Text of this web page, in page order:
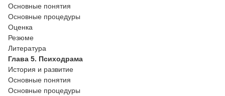
Основные понятия
Основные процедуры
Оценка
Резюме
Литература
Глава 5. Психодрама
История и развитие
Основные понятия
Основные процедуры